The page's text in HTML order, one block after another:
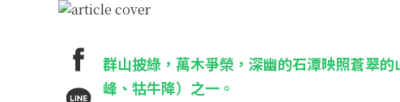
群山披綠，萬木爭榮，深幽的石潭映照蒼翠
峰、牯牛降）之一。